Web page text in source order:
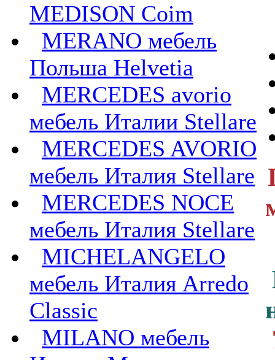
MEDISON Coim
MERANO мебель
Польша Helvetia
MERCEDES avorio
мебель Италии Stellare
MERCEDES AVORIO
мебель Италия Stellare
MERCEDES NOCE
мебель Италия Stellare
MICHELANGELO
мебель Италия Arredo
Classic
MILANO мебель